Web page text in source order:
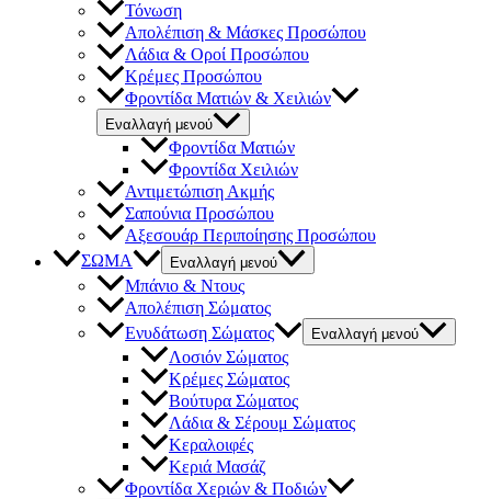
Τόνωση
Απολέπιση & Μάσκες Προσώπου
Λάδια & Οροί Προσώπου
Κρέμες Προσώπου
Φροντίδα Ματιών & Χειλιών
Εναλλαγή μενού
Φροντίδα Ματιών
Φροντίδα Χειλιών
Αντιμετώπιση Ακμής
Σαπούνια Προσώπου
Αξεσουάρ Περιποίησης Προσώπου
ΣΩΜΑ
Εναλλαγή μενού
Μπάνιο & Ντους
Απολέπιση Σώματος
Ενυδάτωση Σώματος
Εναλλαγή μενού
Λοσιόν Σώματος
Κρέμες Σώματος
Βούτυρα Σώματος
Λάδια & Σέρουμ Σώματος
Κεραλοιφές
Κεριά Μασάζ
Φροντίδα Χεριών & Ποδιών